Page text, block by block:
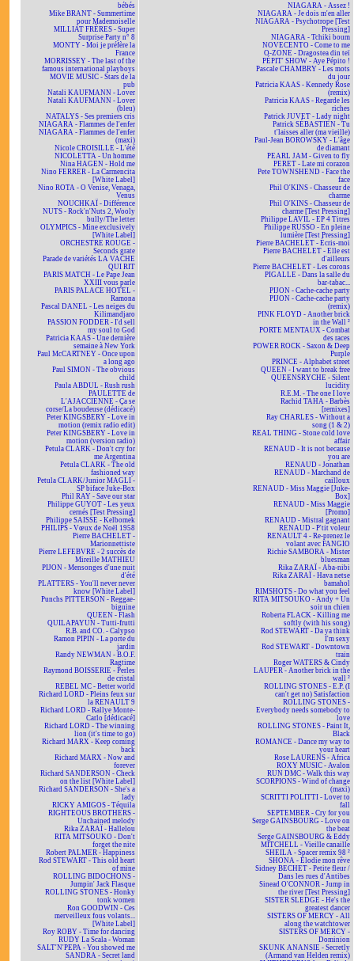
bébés
Mike BRANT - Summertime
pour Mademoiselle
MILLIAT FRÈRES - Super
Surprise Party n° 8
MONTY - Moi je préfère la
France
MORRISSEY - The last of the
famous international playboys
MOVIE MUSIC - Stars de la
pub
Natali KAUFMANN - Lover
Natali KAUFMANN - Lover
(bleu)
NATALYS - Ses premiers cris
NIAGARA - Flammes de l'enfer
NIAGARA - Flammes de l'enfer
(maxi)
Nicole CROISILLE - L'été
NICOLETTA - Un homme
Nina HAGEN - Hold me
Nino FERRER - La Carmencita
[White Label]
Nino ROTA - O Venise, Venaga,
Venus
NOUCHKAÏ - Différence
NUTS - Rock'n'Nuts 2, Wooly
bully/The letter
OLYMPICS - Mine exclusively
[White Label]
ORCHESTRE ROUGE -
Seconds grate
Parade de variétés LA VACHE
QUI RIT
PARIS MATCH - Le Pape Jean
XXIII vous parle
PARIS PALACE HOTEL -
Ramona
Pascal DANEL - Les neiges du
Kilimandjaro
PASSION FODDER - I'd sell
my soul to God
Patricia KAAS - Une dernière
semaine à New York
Paul McCARTNEY - Once upon
a long ago
Paul SIMON - The obvious
child
Paula ABDUL - Rush rush
PAULETTE de
L'AJACCIENNE - Ça se
corse/La boudeuse (dédicacé)
Peter KINGSBERY - Love in
motion (remix radio edit)
Peter KINGSBERY - Love in
motion (version radio)
Petula CLARK - Don't cry for
me Argentina
Petula CLARK - The old
fashioned way
Petula CLARK/Junior MAGLI -
SP biface Juke-Box
Phil RAY - Save our star
Philippe GUYOT - Les yeux
cernés [Test Pressing]
Philippe SAISSE - Kelbomek
PHILIPS - Vœux de Noël 1958
Pierre BACHELET -
Marionnettiste
Pierre LEFEBVRE - 2 succès de
Mireille MATHIEU
PIJON - Mensonges d'une nuit
d'été
PLATTERS - You'll never never
know [White Label]
Punchs PITTERSON - Reggae-
biguine
QUEEN - Flash
QUILAPAYUN - Tutti-frutti
R.B. and CO. - Calypso
Ramon PIPIN - La porte du
jardin
Randy NEWMAN - B.O.F.
Ragtime
Raymond BOISSERIE - Perles
de cristal
REBEL MC - Better world
Richard LORD - Pleins feux sur
la RENAULT 9
Richard LORD - Rallye Monte-
Carlo [dédicacé]
Richard LORD - The winning
lion (it's time to go)
Richard MARX - Keep coming
back
Richard MARX - Now and
forever
Richard SANDERSON - Check
on the list [White Label]
Richard SANDERSON - She's a
lady
RICKY AMIGOS - Téquila
RIGHTEOUS BROTHERS -
Unchained melody
Rika ZARAÏ - Hallelou
RITA MITSOUKO - Don't
forget the nite
Robert PALMER - Happiness
Rod STEWART - This old heart
of mine
ROLLING BIDOCHONS -
Jumpin' Jack Flasque
ROLLING STONES - Honky
tonk women
Ron GOODWIN - Ces
merveilleux fous volants...
[White Label]
Roy ROBY - Time for dancing
RUDY La Scala - Woman
SALT'N'PEPA - You showed me
SANDRA - Secret land
NIAGARA - Assez !
NIAGARA - Je dois m'en aller
NIAGARA - Psychotrope [Test
Pressing]
NIAGARA - Tchiki boum
NOVECENTO - Come to me
O-ZONE - Dragostea din teï
PÉPIT' SHOW - Aye Pépito !
Pascale CHAMBRY - Les mots
du jour
Patricia KAAS - Kennedy Rose
(remix)
Patricia KAAS - Regarde les
riches
Patrick JUVET - Lady night
Patrick SÉBASTIEN - Tu
t'laisses aller (ma vieille)
Paul-Jean BOROWSKY - L'âge
de diamant
PEARL JAM - Given to fly
PERET - Late mi corazon
Pete TOWNSHEND - Face the
face
Phil O'KINS - Chasseur de
charme
Phil O'KINS - Chasseur de
charme [Test Pressing]
Philippe LAVIL - EP 4 Titres
Philippe RUSSO - En pleine
lumière [Test Pressing]
Pierre BACHELET - Écris-moi
Pierre BACHELET - Elle est
d'ailleurs
Pierre BACHELET - Les corons
PIGALLE - Dans la salle du
bar-tabac...
PIJON - Cache-cache party
PIJON - Cache-cache party
(remix)
PINK FLOYD - Another brick
in the Wall ²
PORTE MENTAUX - Combat
des races
POWER ROCK - Saxon & Deep
Purple
PRINCE - Alphabet street
QUEEN - I want to break free
QUEENSRYCHE - Silent
lucidity
R.E.M. - The one I love
Rachid TAHA - Barbès
[remixes]
Ray CHARLES - Without a
song (1 & 2)
REAL THING - Stone cold love
affair
RENAUD - It is not because
you are
RENAUD - Jonathan
RENAUD - Marchand de
cailloux
RENAUD - Miss Maggie [Juke-
Box]
RENAUD - Miss Maggie
[Promo]
RENAUD - Mistral gagnant
RENAUD - P'tit voleur
RENAULT 4 - Re-prenez le
volant avec FANGIO
Richie SAMBORA - Mister
bluesman
Rika ZARAÏ - Aba-nibi
Rika ZARAÏ - Hava netse
bamahol
RIMSHOTS - Do what you feel
RITA MITSOUKO - Andy + Un
soir un chien
Roberta FLACK - Killing me
softly (with his song)
Rod STEWART - Da ya think
I'm sexy
Rod STEWART - Downtown
train
Roger WATERS & Cindy
LAUPER - Another brick in the
wall ²
ROLLING STONES - E.P. (I
can't get no) Satisfaction
ROLLING STONES -
Everybody needs somebody to
love
ROLLING STONES - Paint It,
Black
ROMANCE - Dance my way to
your heart
Rose LAURENS - Africa
ROXY MUSIC - Avalon
RUN DMC - Walk this way
SCORPIONS - Wind of change
(maxi)
SCRITTI POLITTI - Lover to
fall
SEPTEMBER - Cry for you
Serge GAINSBOURG - Love on
the beat
Serge GAINSBOURG & Eddy
MITCHELL - Vieille canaille
SHEILA - Spacer remix 98 ²
SHONA - Elodie mon rêve
Sidney BECHET - Petite fleur /
Dans les rues d'Antibes
Sinead O'CONNOR - Jump in
the river [Test Pressing]
SISTER SLEDGE - He's the
greatest dancer
SISTERS OF MERCY - All
along the watchtower
SISTERS OF MERCY -
Dominion
SKUNK ANANSIE - Secretly
(Armand van Helden remix)